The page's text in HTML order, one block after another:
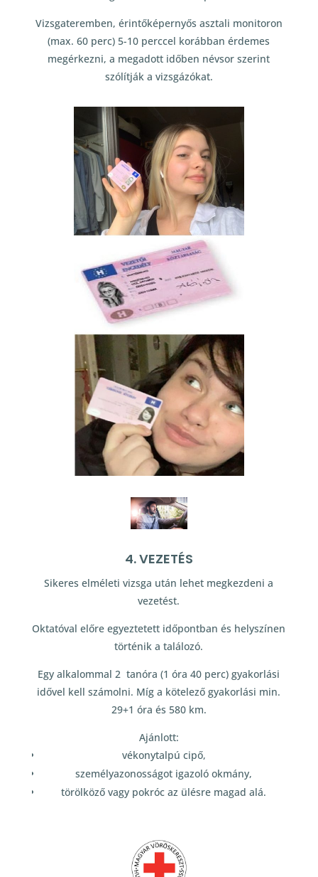
Vizsgateremben, érintőképernyős asztali monitoron
(max. 60 perc) 5-10 perccel korábban érdemes
megérkezni, a megadott időben névsor szerint
szólítják a vizsgázókat.
4. VEZETÉS
Sikeres elméleti vizsga után lehet megkezdeni a
vezetést.
Oktatóval előre egyeztetett időpontban és helyszínen
történik a találozó.
Egy alkalommal 2 tanóra (1 óra 40 perc) gyakorlási
idővel kell számolni. Míg a kötelező gyakorlási min.
29+1 óra és 580 km.
Ajánlott:
vékonytalpú cipő,
személyazonosságot igazoló okmány,
törölköző vagy pokróc az ülésre magad alá.